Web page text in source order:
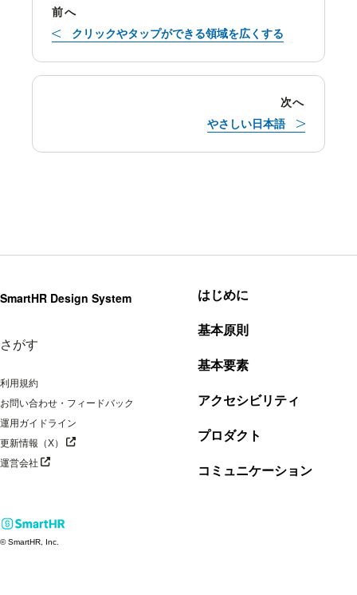
前へ
クリックやタップができる領域を広くする
次へ
やさしい日本語
SmartHR Design System
さがす
利用規約
お問い合わせ・フィードバック
運用ガイドライン
更新情報（X）
別タブで開く
運営会社
別タブで開く
はじめに
基本原則
基本要素
アクセシビリティ
プロダクト
コミュニケーション
© SmartHR, Inc.